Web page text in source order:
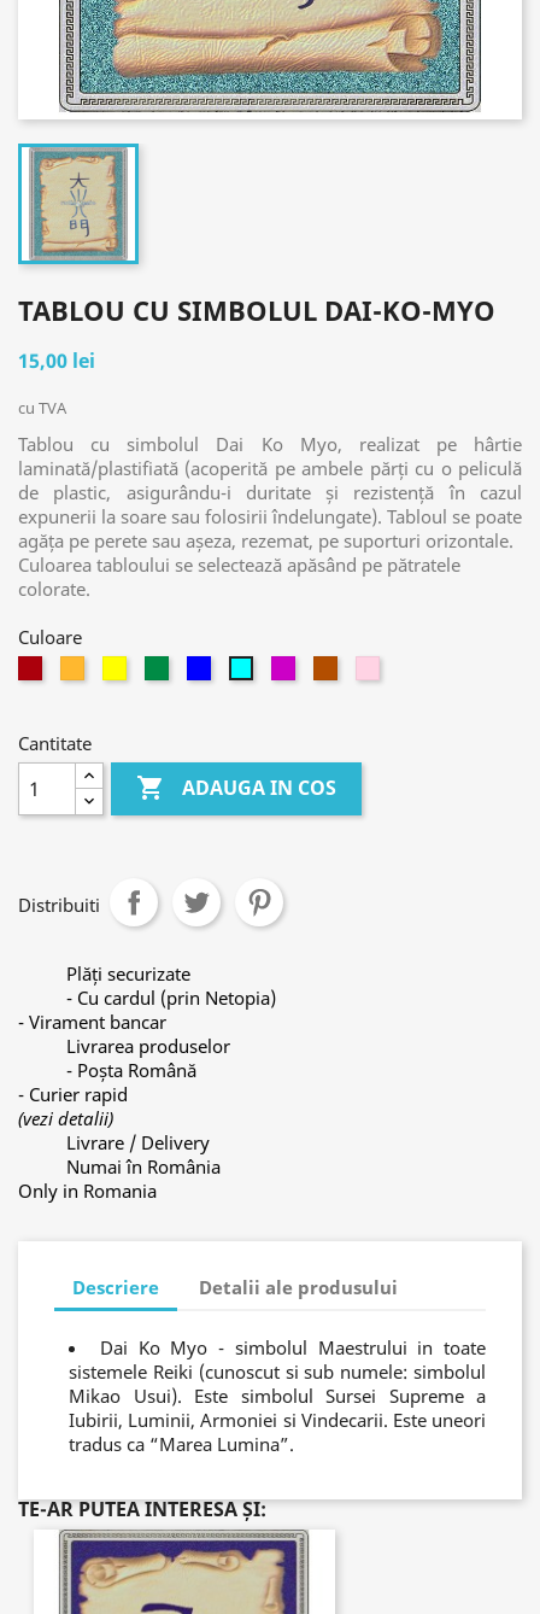
TABLOU CU SIMBOLUL DAI-KO-MYO
15,00 lei
cu TVA
Tablou cu simbolul Dai Ko Myo, realizat pe hârtie
laminată/plastifiată (acoperită pe ambele părți cu o peliculă
de plastic, asigurându-i duritate și rezistență în cazul
expunerii la soare sau folosirii îndelungate). Tabloul se poate
agăța pe perete sau așeza, rezemat, pe suporturi orizontale.
Culoarea tabloului se selectează apăsând pe pătratele
colorate.
Culoare
Cantitate
 ADAUGA IN COS
Distribuiti
Plăți securizate
- Cu cardul (prin Netopia)
- Virament bancar
Livrarea produselor
- Poșta Română
- Curier rapid
(vezi detalii)
Livrare / Delivery
Numai în România
Only in Romania
Descriere Detalii ale produsului
Dai Ko Myo - simbolul Maestrului in toate
sistemele Reiki (cunoscut si sub numele: simbolul
Mikao Usui). Este simbolul Sursei Supreme a
Iubirii, Luminii, Armoniei si Vindecarii. Este uneori
tradus ca “Marea Lumina”.
TE-AR PUTEA INTERESA ȘI: